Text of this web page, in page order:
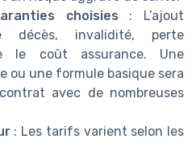
choisies : L’ajout
décès, invalidité, perte
le coût assurance. Une
ou une formule basique sera
avec de nombreuses
: Les tarifs varient selon les